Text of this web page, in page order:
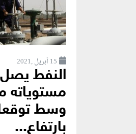
15 أبريل ,2021
النفط
مستوياته
وسط
بارتفاع...